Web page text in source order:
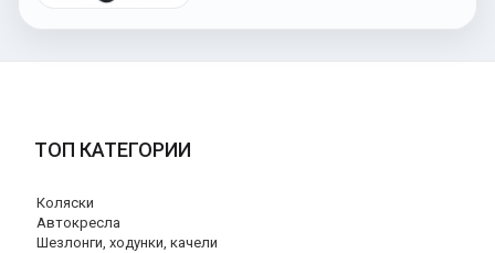
ТОП КАТЕГОРИИ
Коляски
Автокресла
Шезлонги, ходунки, качели